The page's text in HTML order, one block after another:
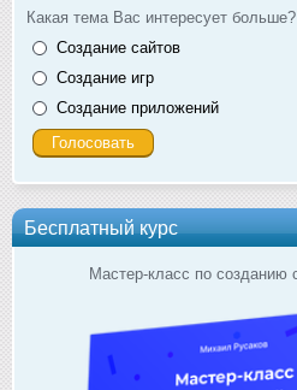
Какая тема Вас интересует больше?
Создание сайтов
Создание игр
Создание приложений
Бесплатный курс
Мастер-класс по созданию